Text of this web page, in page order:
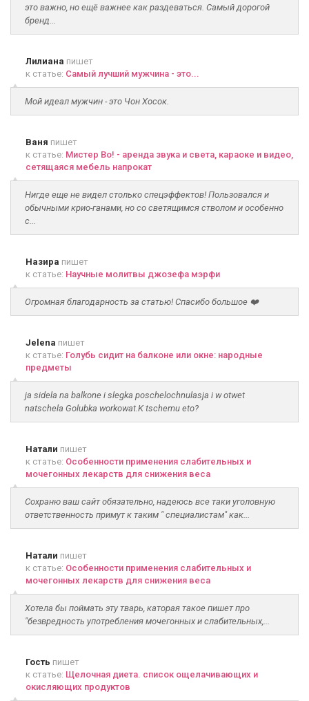
это важно, но ещё важнее как раздеваться. Самый дорогой
бренд...
Лилиана пишет
к статье: Самый лучший мужчина - это...
Мой идеал мужчин - это Чон Хосок.
Ваня пишет
к статье: Мистер Во! - аренда звука и света, караоке и видео,
сетящаяся мебель напрокат
Нигде еще не видел столько спецэффектов! Пользовался и
обычными крио-ганами, но со светящимся стволом и особенно
с...
Назира пишет
к статье: Научные молитвы джозефа мэрфи
Огромная благодарность за статью! Спасибо большое ❤️
Jelena пишет
к статье: Голубь сидит на балконе или окне: народные
предметы
ja sidela na balkone i slegka poschelochnulasja i w otwet
natschela Golubka workowat.K tschemu eto?
Натали пишет
к статье: Особенности применения слабительных и
мочегонных лекарств для снижения веса
Сохраню ваш сайт обязательно, надеюсь все таки уголовную
ответственность примут к таким " специалистам" как...
Натали пишет
к статье: Особенности применения слабительных и
мочегонных лекарств для снижения веса
Хотела бы поймать эту тварь, каторая такое пишет про
"безвредность употребления мочегонных и слабительных,...
Гость пишет
к статье: Щелочная диета. список ощелачивающих и
окисляющих продуктов